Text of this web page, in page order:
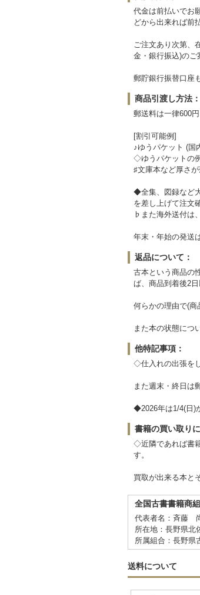
代金は前払いでお
どから出来れば前
ご注文あり次第、
金・銀行振込)のご
郵貯銀行振替口座
商品引渡し方法：
郵送料は一律600
[割引可能例]
♪ゆうパケット (国
◇ゆうパケットの
♯文庫本など厚さ
◆全集、図録など
を差し上げて注文
♭また海外送付は
年末・年始の発送
返品について：
古本という商品の
ば、商品到着後2
何らかの理由で(商
また本の状態につ
他特記事項：
◇仕入れの出張を
また週末・終日は
◆2026年は1/4(日)
書籍の買い取り
◇近隣であれば書
す。
買取が出来る本と
全国古書書籍商
代表者名：斉藤
所在地：長野県
所属組合：長野県
送料について